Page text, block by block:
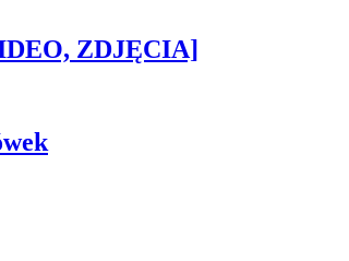
ZDJĘCIA]